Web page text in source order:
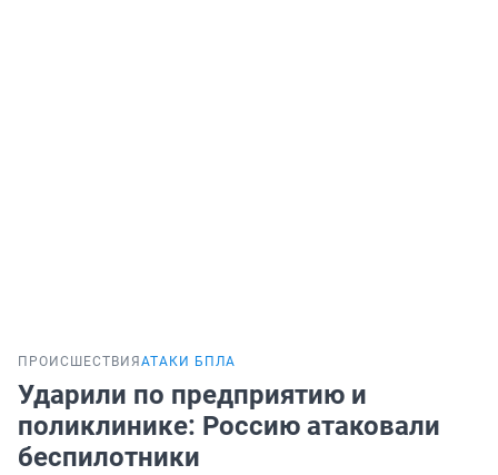
ПРОИСШЕСТВИЯ АТАКИ БПЛА
Ударили по предприятию и
поликлинике: Россию атаковали
беспилотники